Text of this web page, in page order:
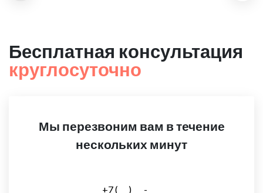
Бесплатная консультация
круглосуточно
Мы перезвоним вам в течение
нескольких минут